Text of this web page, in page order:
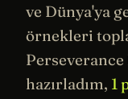
ve Dünya'ya
örnekleri
hazırladım, 1